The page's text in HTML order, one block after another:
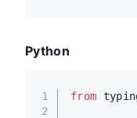
Python
1
2
from